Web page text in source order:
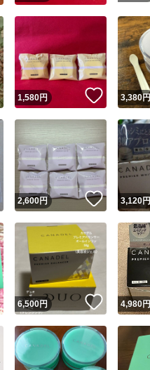
いいね！
1,580円 いいね！
3,380円
いいね！
2,600円 いいね！
3,120円
いいね！
6,500円 いいね！
4,980円